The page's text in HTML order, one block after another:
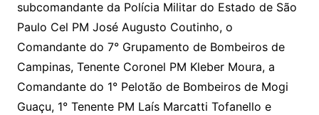
subcomandante da Polícia Militar do Estado de São
Paulo Cel PM José Augusto Coutinho, o
Comandante do 7° Grupamento de Bombeiros de
Campinas, Tenente Coronel PM Kleber Moura, a
Comandante do 1° Pelotão de Bombeiros de Mogi
Guaçu, 1° Tenente PM Laís Marcatti Tofanello e